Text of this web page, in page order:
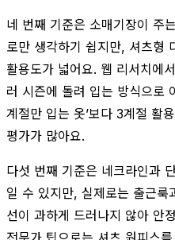
네 번째 기준은 소매기장이 주
로만 생각하기 쉽지만, 셔츠형
활용도가 넓어요. 웹 리서치에
러 시즌에 돌려 입는 방식으로
계절만 입는 옷’보다 3계절 활
평가가 많아요.
다섯 번째 기준은 네크라인과
일 수 있지만, 실제로는 출근룩
선이 과하게 드러나지 않아 안